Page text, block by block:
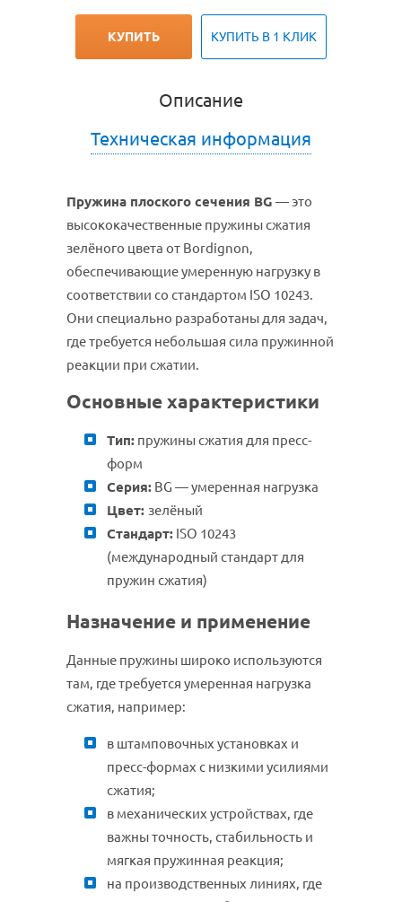
КУПИТЬ КУПИТЬ В 1 КЛИК
Описание
Техническая информация
Пружина плоского сечения BG — это
высококачественные пружины сжатия
зелёного цвета от Bordignon,
обеспечивающие умеренную нагрузку в
соответствии со стандартом ISO 10243.
Они специально разработаны для задач,
где требуется небольшая сила пружинной
реакции при сжатии.
Основные характеристики
Тип: пружины сжатия для пресс-
форм
Серия: BG — умеренная нагрузка
Цвет: зелёный
Стандарт: ISO 10243
(международный стандарт для
пружин сжатия)
Назначение и применение
Данные пружины широко используются
там, где требуется умеренная нагрузка
сжатия, например:
в штамповочных установках и
пресс-формах с низкими усилиями
сжатия;
в механических устройствах, где
важны точность, стабильность и
мягкая пружинная реакция;
на производственных линиях, где